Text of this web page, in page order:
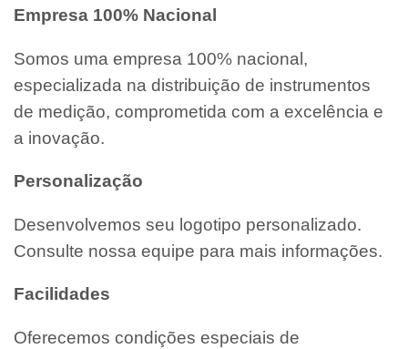
Empresa 100% Nacional
Somos uma empresa 100% nacional,
especializada na distribuição de instrumentos
de medição, comprometida com a excelência e
a inovação.
Personalização
Desenvolvemos seu logotipo personalizado.
Consulte nossa equipe para mais informações.
Facilidades
Oferecemos condições especiais de